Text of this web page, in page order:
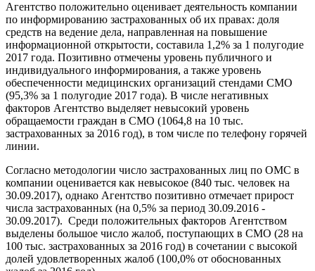
Агентство положительно оценивает деятельность компании
по информированию застрахованных об их правах: доля
средств на ведение дела, направленная на повышение
информационной открытости, составила 1,2% за 1 полугодие
2017 года. Позитивно отмечены уровень публичного и
индивидуального информирования, а также уровень
обеспеченности медицинских организаций стендами СМО
(95,3% за 1 полугодие 2017 года). В числе негативных
факторов Агентство выделяет невысокий уровень
обращаемости граждан в СМО (1064,8 на 10 тыс.
застрахованных за 2016 год), в том числе по телефону горячей
линии.
Согласно методологии число застрахованных лиц по ОМС в
компании оценивается как невысокое (840 тыс. человек на
30.09.2017), однако Агентство позитивно отмечает прирост
числа застрахованных (на 0,5% за период 30.09.2016 -
30.09.2017). Среди положительных факторов Агентством
выделены большое число жалоб, поступающих в СМО (28 на
100 тыс. застрахованных за 2016 год) в сочетании с высокой
долей удовлетворенных жалоб (100,0% от обоснованных